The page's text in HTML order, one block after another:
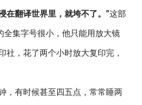
在翻译世界里，就垮不了。”这部
全集字号很小，他只能用放大镜
社，花了两个小时放大复印完，
有时候甚至四五点，常常睡两